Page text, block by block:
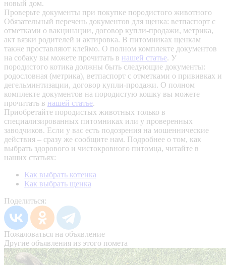
новый дом.
Проверьте документы при покупке породистого животного
Обязательный перечень документов для щенка: ветпаспорт с
отметками о вакцинации, договор купли-продажи, метрика,
акт вязки родителей и актировка. В питомниках щенкам
также проставляют клеймо. О полном комплекте документов
на собаку вы можете прочитать в нашей статье. У
породистого котика должны быть следующие документы:
родословная (метрика), ветпаспорт с отметками о прививках и
дегельминтизации, договор купли-продажи. О полном
комплекте документов на породистую кошку вы можете
прочитать в нашей статье.
Приобретайте породистых животных только в
специализированных питомниках или у проверенных
заводчиков. Если у вас есть подозрения на мошеннические
действия – сразу же сообщите нам. Подробнее о том, как
выбрать здорового и чистокровного питомца, читайте в
наших статьях:
Как выбрать котенка
Как выбрать щенка
Поделиться:
Пожаловаться на объявление
Другие объявления из этого помета